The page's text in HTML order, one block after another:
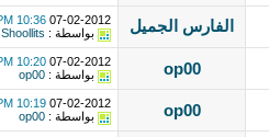
الفارس الجميل 07-02-2012
10:36 PM
بواسطة : Shoollits
op00
07-02-2012
10:20 PM
بواسطة : op00
op00
07-02-2012
10:19 PM
بواسطة : op00